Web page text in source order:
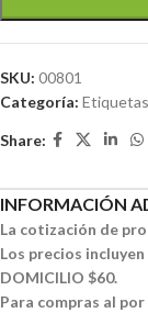
SKU: 00801
Categoría: Etiquetas
Share:
INFORMACIÓN
La cotización de
Los precios incluyen
DOMICILIO $60.
Para compras al